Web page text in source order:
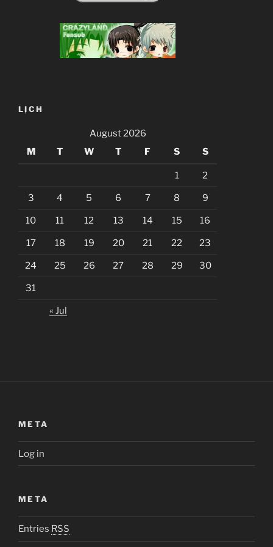
LỊCH
August 2026
M
T W T F S S
1 2
3 4 5 6 7 8 9
10 11 12 13 14 15 16
17 18 19 20 21 22 23
24 25 26 27 28 29 30
31
« Jul
META
Log in
META
Entries RSS